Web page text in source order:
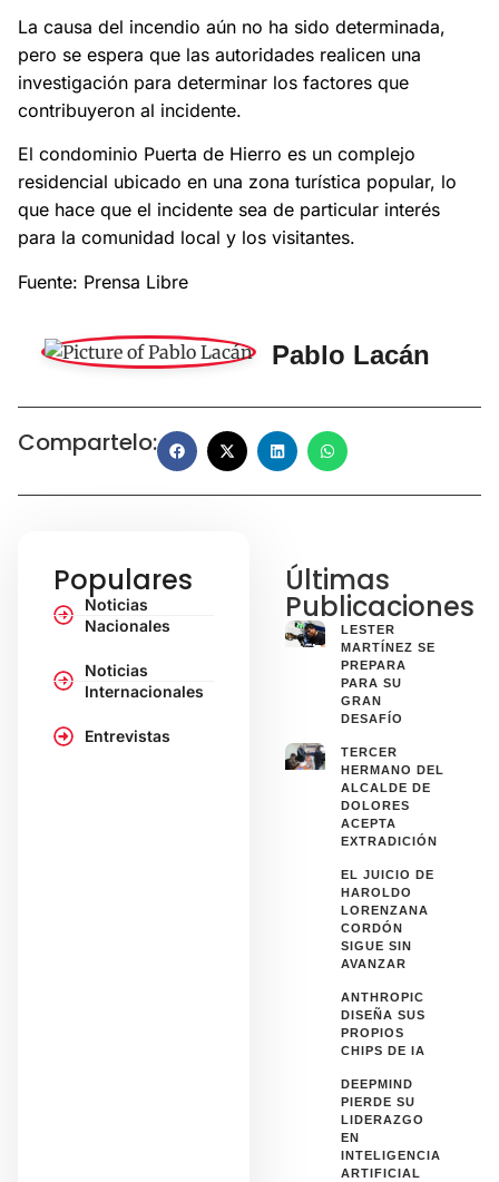
La causa del incendio aún no ha sido determinada,
pero se espera que las autoridades realicen una
investigación para determinar los factores que
contribuyeron al incidente.
El condominio Puerta de Hierro es un complejo
residencial ubicado en una zona turística popular, lo
que hace que el incidente sea de particular interés
para la comunidad local y los visitantes.
Fuente: Prensa Libre
Pablo Lacán
Compartelo:
Populares
Noticias
Nacionales
Noticias
Internacionales
Entrevistas
Últimas
Publicaciones
LESTER
MARTÍNEZ SE
PREPARA
PARA SU
GRAN
DESAFÍO
TERCER
HERMANO DEL
ALCALDE DE
DOLORES
ACEPTA
EXTRADICIÓN
EL JUICIO DE
HAROLDO
LORENZANA
CORDÓN
SIGUE SIN
AVANZAR
ANTHROPIC
DISEÑA SUS
PROPIOS
CHIPS DE IA
DEEPMIND
PIERDE SU
LIDERAZGO
EN
INTELIGENCIA
ARTIFICIAL